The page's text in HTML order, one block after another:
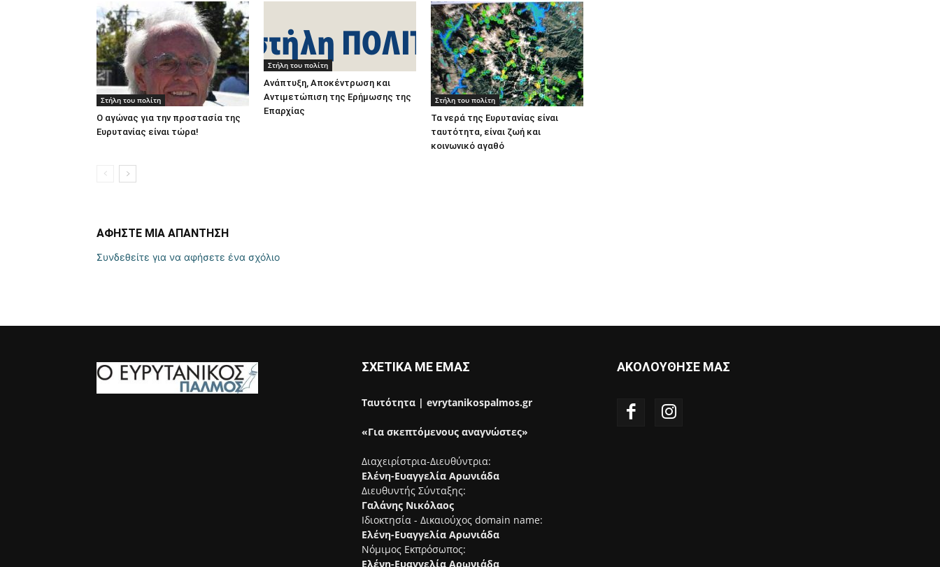
Στήλη του πολίτη
Ο αγώνας για την προστασία της
Ευρυτανίας είναι τώρα!
Στήλη του πολίτη
Ανάπτυξη, Αποκέντρωση και
Αντιμετώπιση της Ερήμωσης της
Επαρχίας
Στήλη του πολίτη
Τα νερά της Ευρυτανίας είναι
ταυτότητα, είναι ζωή και
κοινωνικό αγαθό
ΑΦΗΣΤΕ ΜΙΑ ΑΠΑΝΤΗΣΗ
Συνδεθείτε για να αφήσετε ένα σχόλιο
ΣΧΕΤΙΚΑ ΜΕ ΕΜΑΣ
Ταυτότητα | evrytanikospalmos.gr
«Για σκεπτόμενους αναγνώστες»
Διαχειρίστρια-Διευθύντρια:
Ελένη-Ευαγγελία Αρωνιάδα
Διευθυντής Σύνταξης:
Γαλάνης Νικόλαος
Ιδιοκτησία - Δικαιούχος domain name:
Ελένη-Ευαγγελία Αρωνιάδα
Νόμιμος Εκπρόσωπος:
Ελένη-Ευαγγελία Αρωνιάδα
ΑΚΟΛΟΥΘΗΣΕ ΜΑΣ